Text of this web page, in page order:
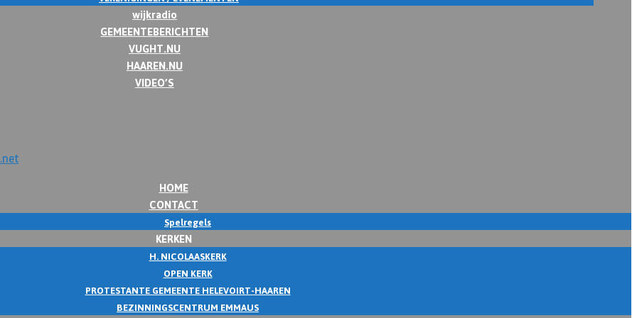
wijkradio
GEMEENTEBERICHTEN
VUGHT.NU
HAAREN.NU
VIDEO’S
HOME
CONTACT
Spelregels
KERKEN
H. NICOLAASKERK
OPEN KERK
PROTESTANTE GEMEENTE HELEVOIRT-HAAREN
BEZINNINGSCENTRUM EMMAUS